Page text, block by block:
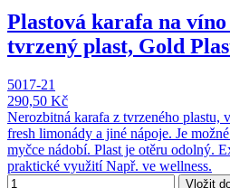
Plastová karafa na
tvrzený plast, Gold
5017-21
290,50 Kč
Nerozbitná karafa z tvrzeného plastu,
fresh limonády a jiné nápoje. Je
myčce nádobí. Plast je otěru odolný.
praktické využití Např. ve wellness.
Vložit